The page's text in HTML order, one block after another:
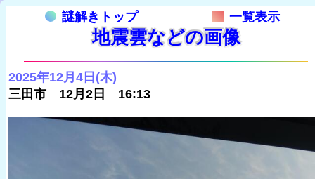
謎解きトップ 一覧表示
地震雲などの画像
2025年12月4日(木)
三田市 12月2日 16:13